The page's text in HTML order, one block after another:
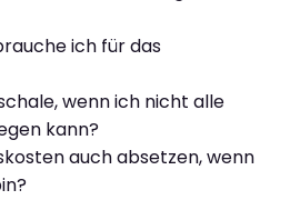
ich für das
wenn ich nicht alle
kann?
auch absetzen, wenn